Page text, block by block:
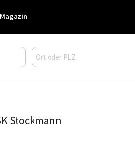
Magazin
Stockmann